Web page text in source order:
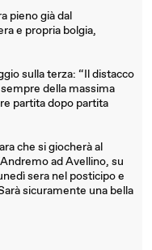
pieno già dal
e propria bolgia,
sulla terza: “Il distacco
della massima
partita dopo partita
che si giocherà al
ad Avellino, su
sera nel posticipo e
sicuramente una bella